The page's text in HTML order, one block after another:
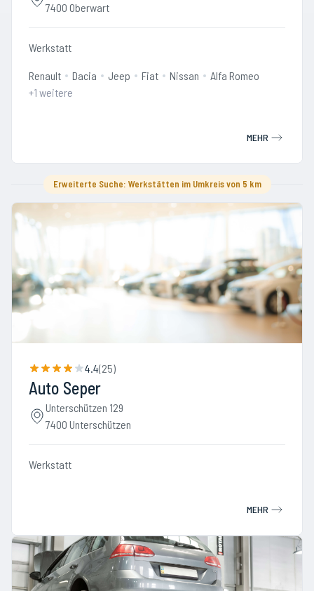
7400 Oberwart
Werkstatt
Renault Dacia Jeep Fiat Nissan
Alfa Romeo
+1 weitere
MEHR
Erweiterte Suche: Werkstätten im Umkreis von 5 km
4.4(25)
Auto Seper
Unterschützen 129
7400 Unterschützen
Werkstatt
MEHR